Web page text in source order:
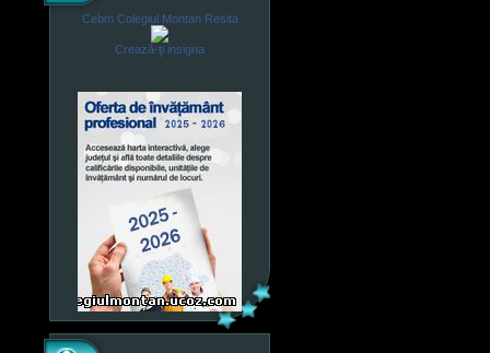
Cebm Colegiul Montan Resita
Crează-ţi insigna